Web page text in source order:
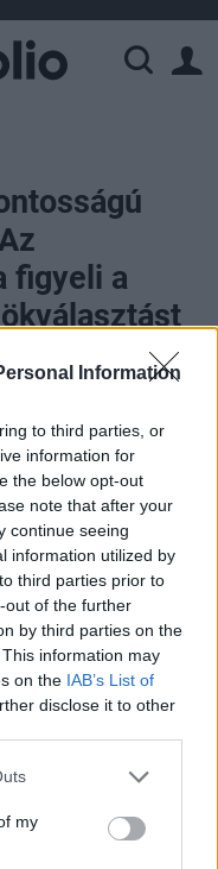
Information
to third parties, or
information for
the below opt-out
note that after your
continue seeing
information utilized by
third parties prior to
out of the further
by third parties on the
information may
on the IAB’s List of
disclose it to other
my
figyeli a
szektor
és a 2024-es
A szektor
Trump
alatt is
a növekvő
ráták és a
költségek miatt
érzékenyek a
költségeik miatt